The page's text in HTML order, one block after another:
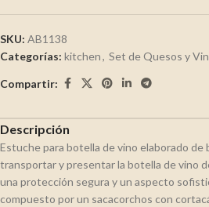
SKU: AB1138
Categorías: kitchen, Set de Quesos y
Compartir:
Descripción
Estuche para botella de vino elaborado de
transportar y presentar la botella de vino
una protección segura y un aspecto
compuesto por un sacacorchos con